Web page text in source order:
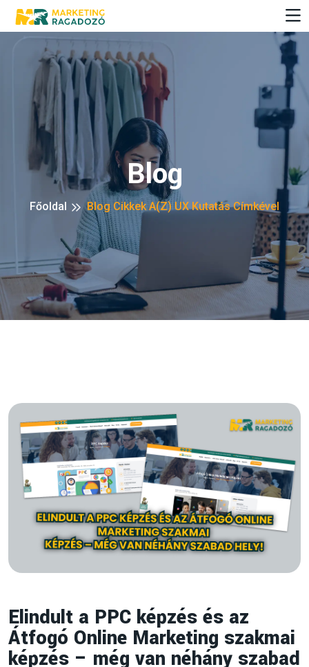
Blog
Főoldal Blog Cikkek A(z) UX Kutatás Címkével
Elindult a PPC képzés és az
Átfogó Online Marketing szakmai
képzés – még van néhány szabad